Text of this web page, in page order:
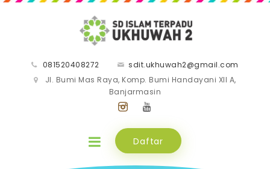
081520408272
sdit.ukhuwah2@gmail.com
Jl. Bumi Mas Raya, Komp. Bumi Handayani XII A,
Banjarmasin
Daftar